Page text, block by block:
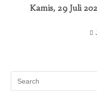
Kamis, 29 Juli